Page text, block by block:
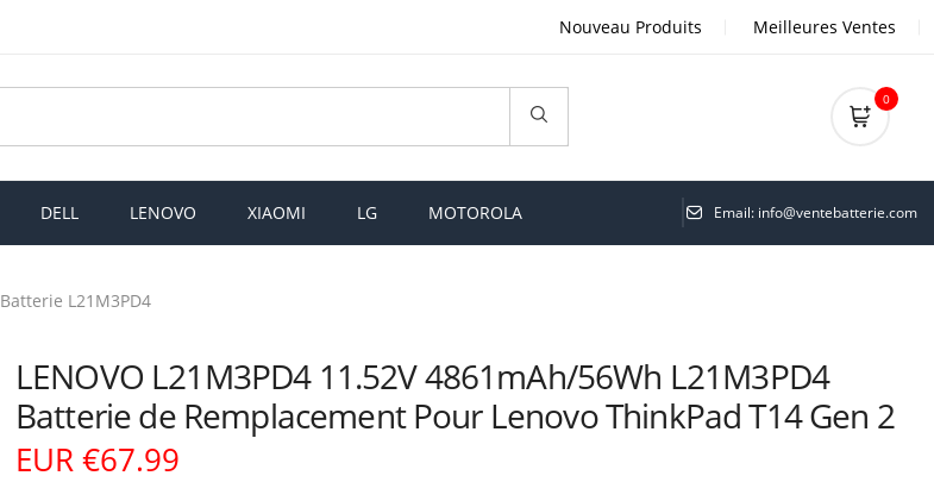
Nouveau Produits Meilleures Ventes
0
DELL LENOVO XIAOMI LG MOTOROLA Email: info@ventebatterie.com
Batterie L21M3PD4
LENOVO L21M3PD4 11.52V 4861mAh/56Wh L21M3PD4
Batterie de Remplacement Pour Lenovo ThinkPad T14 Gen 2
EUR €67.99